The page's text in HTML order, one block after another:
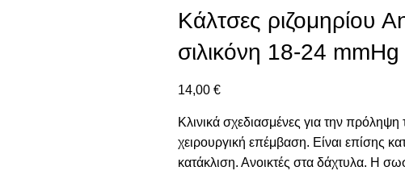
Κάλτσες ριζομηρίου
σιλικόνη 18-24
14,00€
Κλινικά σχεδιασμένες για την
χειρουργική επέμβαση. Είναι επίσης
κατάκλιση. Ανοικτές στα δάχτυλα. Η